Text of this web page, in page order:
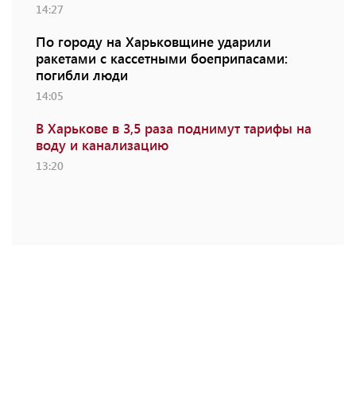
14:27
По городу на Харьковщине ударили
ракетами с кассетными боеприпасами:
погибли люди
14:05
В Харькове в 3,5 раза поднимут тарифы на
воду и канализацию
13:20